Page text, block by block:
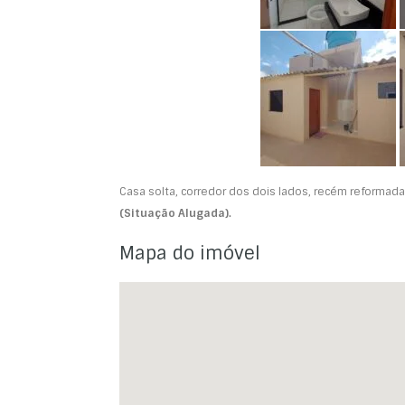
Casa solta, corredor dos dois lados, recém
(Situação Alugada).
Mapa do imóvel